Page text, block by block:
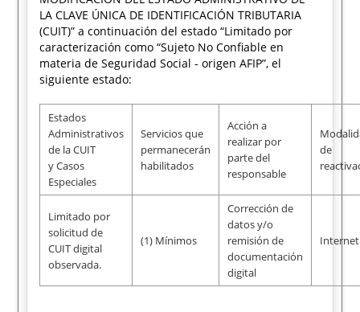
LA CLAVE ÚNICA DE IDENTIFICACIÓN TRIBUTARIA
(CUIT)” a continuación del estado “Limitado por
caracterización como “Sujeto No Confiable en
materia de Seguridad Social - origen AFIP”, el
siguiente estado:
Estados
Administrativos
de la CUIT
y Casos
Especiales
Servicios que
permanecerán
habilitados
Acción a
realizar por
parte del
responsable
de
Limitado por
solicitud de
CUIT digital
observada.
(1) Mínimos
Corrección de
datos y/o
remisión de
documentación
digital
Internet